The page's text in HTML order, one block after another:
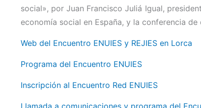
social», por Juan Francisco Juliá Igual,
economía social en España, y la conferencia
Web del Encuentro ENUIES y REJIES en Lorca
Programa del Encuentro ENUIES
Inscripción al Encuentro Red ENUIES
Llamada a comunicaciones y programa del